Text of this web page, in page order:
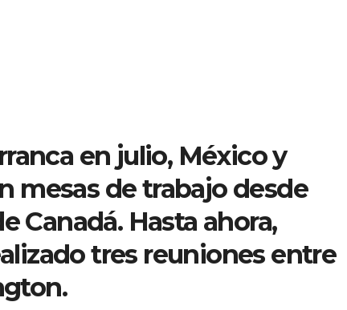
en julio, México y
mesas de trabajo desde
Canadá. Hasta ahora,
tres reuniones entre